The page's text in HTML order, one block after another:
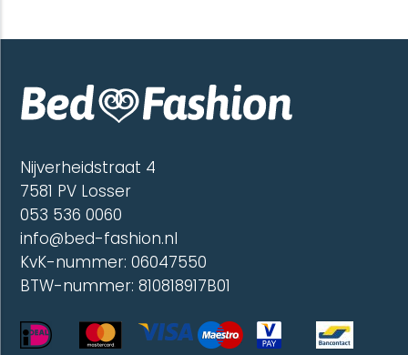
Deze
gekozen
worden
kan
Nijverheidstraat 4
7581 PV Losser
053 536 0060
info@bed-fashion.nl
KvK-nummer: 06047550
BTW-nummer: 810818917B01